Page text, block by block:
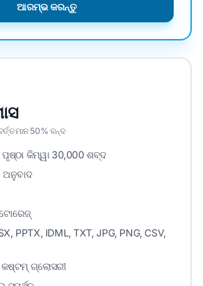
ଆରମ୍ଭ କରନ୍ତୁ
50% ବନ୍ଦ
କିମ୍ୱା 30,000 ଶବ୍ଦ
ଅନୁବାଦ
PPTX, IDML, TXT, JPG, PNG, CSV,
ଗ୍ଲୋସରୀ